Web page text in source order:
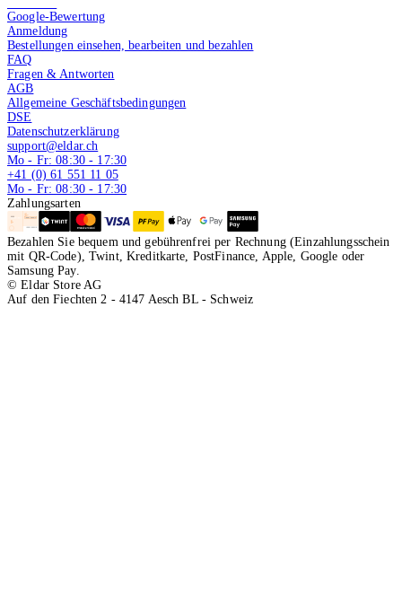
Google-Bewertung
Anmeldung
Bestellungen einsehen, bearbeiten und bezahlen
FAQ
Fragen & Antworten
AGB
Allgemeine Geschäftsbedingungen
DSE
Datenschutzerklärung
support@eldar.ch
Mo - Fr: 08:30 - 17:30
+41 (0) 61 551 11 05
Mo - Fr: 08:30 - 17:30
Zahlungsarten
Bezahlen Sie bequem und gebührenfrei per Rechnung (Einzahlungsschein
mit QR-Code), Twint, Kreditkarte, PostFinance, Apple, Google oder
Samsung Pay.
© Eldar Store AG
Auf den Fiechten 2 - 4147 Aesch BL - Schweiz